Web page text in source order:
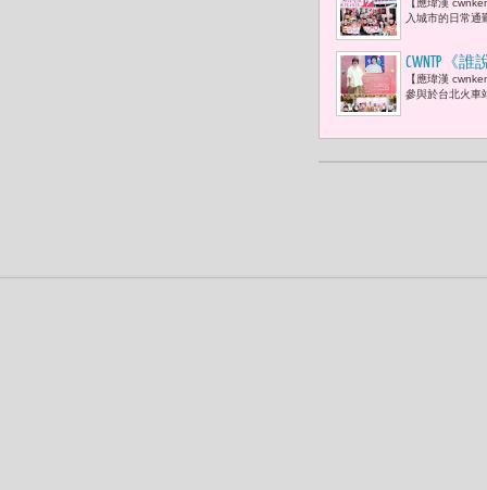
每一站，
【應瑋漢
入城市的日常通
CWNTP《
發聲
【應瑋漢
參與於台北火車